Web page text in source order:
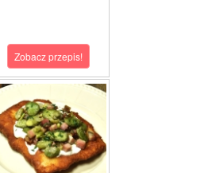
Zobacz przepis!